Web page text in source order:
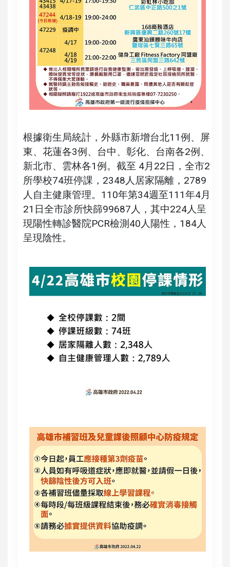
根據衛生局統計，外縣市新增台北11例、屏
東、花蓮各3例、台中、彰化、台南各2例、
新北市、雲林各1例。截至 4月22日，全市2
所學校74班停課，2348人居家隔離，2789
人自主健康管理。110年第34週至111年4月
21日全市診所快篩99687人，其中224人呈
現陽性轉診醫院PCR檢測40人陽性，184人
呈現陰性。